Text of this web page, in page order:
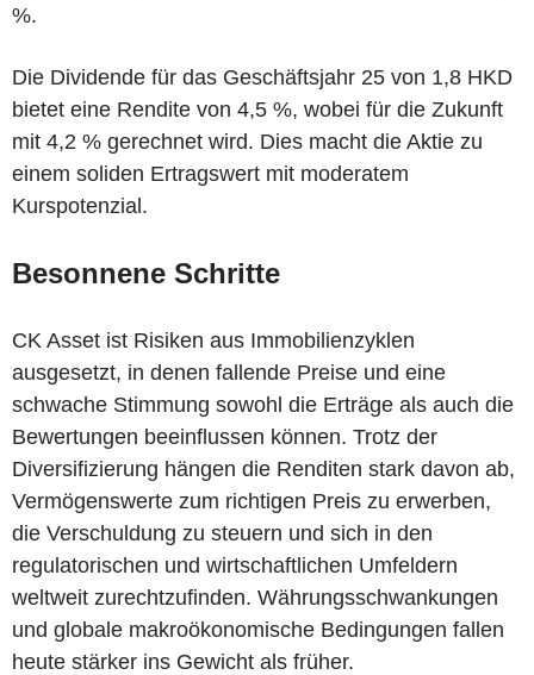
%.
Die Dividende für das Geschäftsjahr 25 von 1,8 HKD
bietet eine Rendite von 4,5 %, wobei für die Zukunft
mit 4,2 % gerechnet wird. Dies macht die Aktie zu
einem soliden Ertragswert mit moderatem
Kurspotenzial.
Besonnene Schritte
CK Asset ist Risiken aus Immobilienzyklen
ausgesetzt, in denen fallende Preise und eine
schwache Stimmung sowohl die Erträge als auch die
Bewertungen beeinflussen können. Trotz der
Diversifizierung hängen die Renditen stark davon ab,
Vermögenswerte zum richtigen Preis zu erwerben,
die Verschuldung zu steuern und sich in den
regulatorischen und wirtschaftlichen Umfeldern
weltweit zurechtzufinden. Währungsschwankungen
und globale makroökonomische Bedingungen fallen
heute stärker ins Gewicht als früher.